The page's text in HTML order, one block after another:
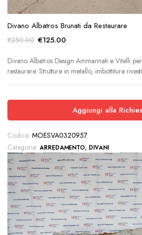
Divano Albatros Brunati da Restaurare
€250.00 Il
originale
era:
€250.00.
€125.00Il
attuale
è:
€125.00.
Divano Albatros Design Ammannati e Vitelli
restaurare. Strutture in metallo, imbottiture
Aggiungi alla
Codice: MOESVA0320957
Categorie: ARREDAMENTO, DIVANI